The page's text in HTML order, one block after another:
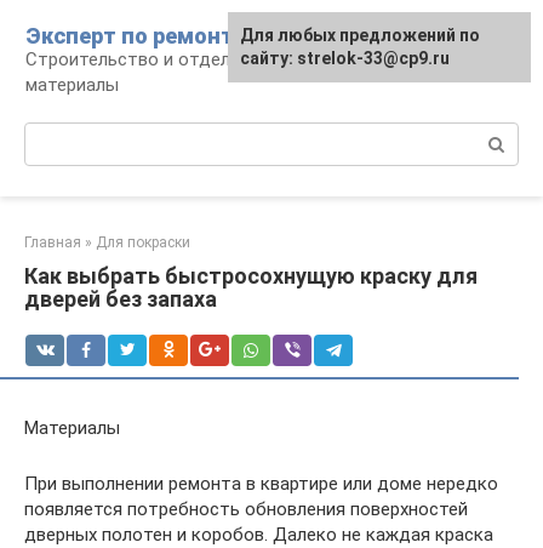
контенту
Эксперт по ремонту
Строительство и отделка: работы и
материалы
Главная » Для покраски
Как выбрать быстросохнущую краску для
дверей без запаха
Материалы
При выполнении ремонта в квартире или доме нередко
появляется потребность обновления поверхностей
дверных полотен и коробов. Далеко не каждая краска
Для любых предложений по
сайту: strelok-33@cp9.ru
Для любых предложений по
сайту: strelok-33@cp9.ru